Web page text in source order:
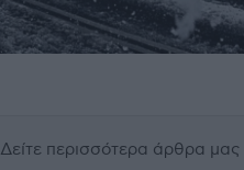
Δείτε περισσότερα άρθρα μας